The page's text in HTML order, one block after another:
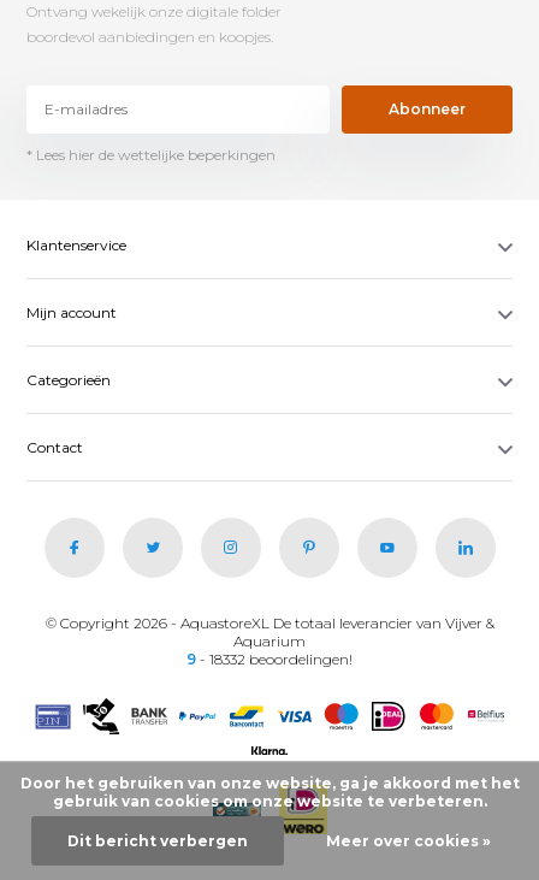
Ontvang wekelijk onze digitale folder
boordevol aanbiedingen en koopjes.
Abonneer
* Lees hier de wettelijke beperkingen
Klantenservice
Mijn account
Categorieën
Contact
© Copyright 2026 - AquastoreXL De totaal leverancier van Vijver &
Aquarium
9 - 18332 beoordelingen!
Door het gebruiken van onze website, ga je akkoord met het
gebruik van cookies om onze website te verbeteren.
Dit bericht verbergen Meer over cookies »